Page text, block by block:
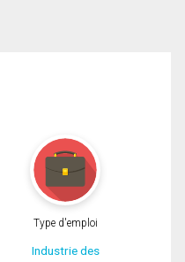
Type d'emploi
Industrie des